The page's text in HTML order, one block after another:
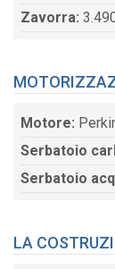
Zavorra:
Motore:
Serbatoio
Serbatoio
LA